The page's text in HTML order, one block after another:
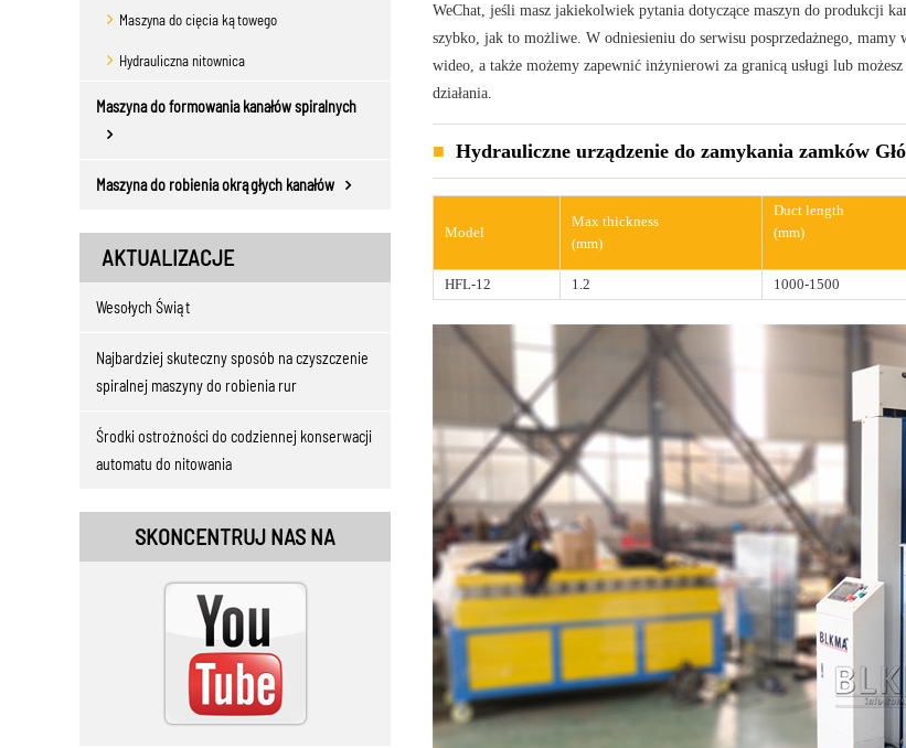
Maszyna do cięcia kątowego
Hydrauliczna nitownica
Maszyna do formowania kanałów spiralnych
Maszyna do robienia okrągłych kanałów
AKTUALIZACJE
Wesołych Świąt
Najbardziej skuteczny sposób na czyszczenie
spiralnej maszyny do robienia rur
Środki ostrożności do codziennej konserwacji
automatu do nitowania
SKONCENTRUJ NAS NA
WeChat, jeśli masz jakiekolwiek pytania dotyczące maszyn do produkcji
szybko, jak to możliwe. W odniesieniu do serwisu posprzedażnego,
wideo, a także możemy zapewnić inżynierowi za granicą usługi lub
działania.
Hydrauliczne urządzenie do zamykania zamków
Model
Max thickness
(mm)
Duct length
(mm)
HFL-12
1.2 1000-1500